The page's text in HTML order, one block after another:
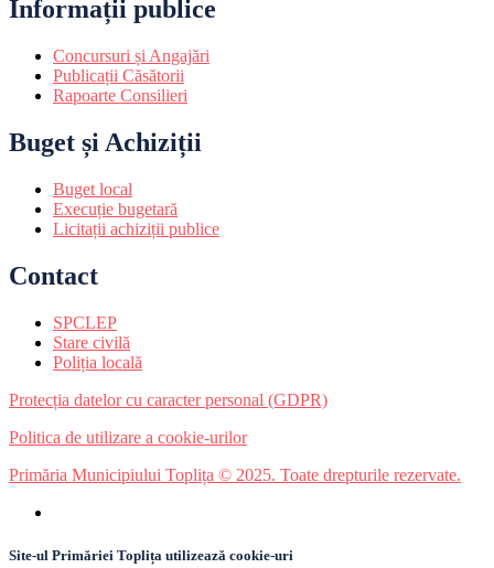
Informații publice
Concursuri și Angajări
Publicații Căsătorii
Rapoarte Consilieri
Buget și Achiziții
Buget local
Execuție bugetară
Licitații achiziții publice
Contact
SPCLEP
Stare civilă
Poliția locală
Protecția datelor cu caracter personal (GDPR)
Politica de utilizare a cookie-urilor
Primăria Municipiului Toplița © 2025. Toate drepturile rezervate.
Site-ul Primăriei Toplița utilizează cookie-uri